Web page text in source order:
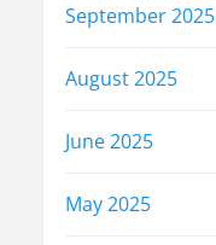
September 2025
August 2025
June 2025
May 2025